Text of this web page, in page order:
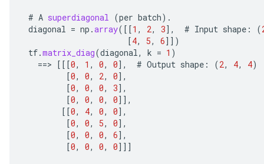
# A superdiagonal (per batch).
diagonal = np .array( [[1 , 2, 3] , # Input shape : (
[4, 5, 6]] )
tf.matrix_diag(diagonal, k = 1 )
==> [[[0, 1 , 0, 0] , # Output shape : (2, 4, 4)
[0, 0, 2, 0] ,
[0, 0, 0, 3] ,
[0, 0, 0, 0]] ,
[[0, 4, 0, 0] ,
[0, 0, 5, 0] ,
[0, 0, 0, 6] ,
[0, 0, 0, 0]]]